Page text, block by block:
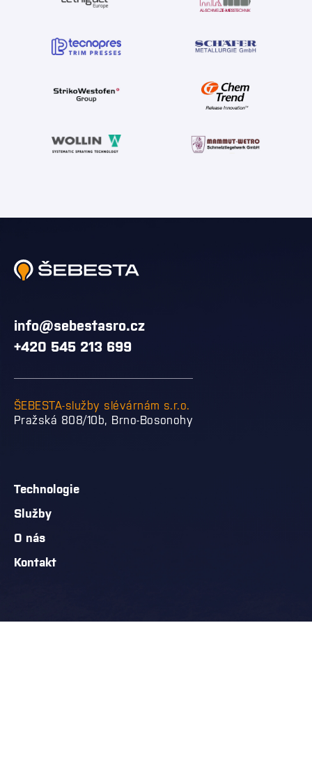
info@sebestasro.cz
+420 545 213 699
ŠEBESTA-služby slévárnám s.r.o.
Pražská 808/10b, Brno-Bosonohy
Technologie
Služby
O nás
Kontakt